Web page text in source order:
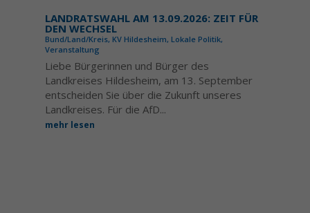
LANDRATSWAHL AM 13.09.2026: ZEIT FÜR
DEN WECHSEL
Bund/Land/Kreis, KV Hildesheim, Lokale Politik,
Veranstaltung
Liebe Bürgerinnen und Bürger des
Landkreises Hildesheim, am 13. September
entscheiden Sie über die Zukunft unseres
Landkreises. Für die AfD...
mehr lesen